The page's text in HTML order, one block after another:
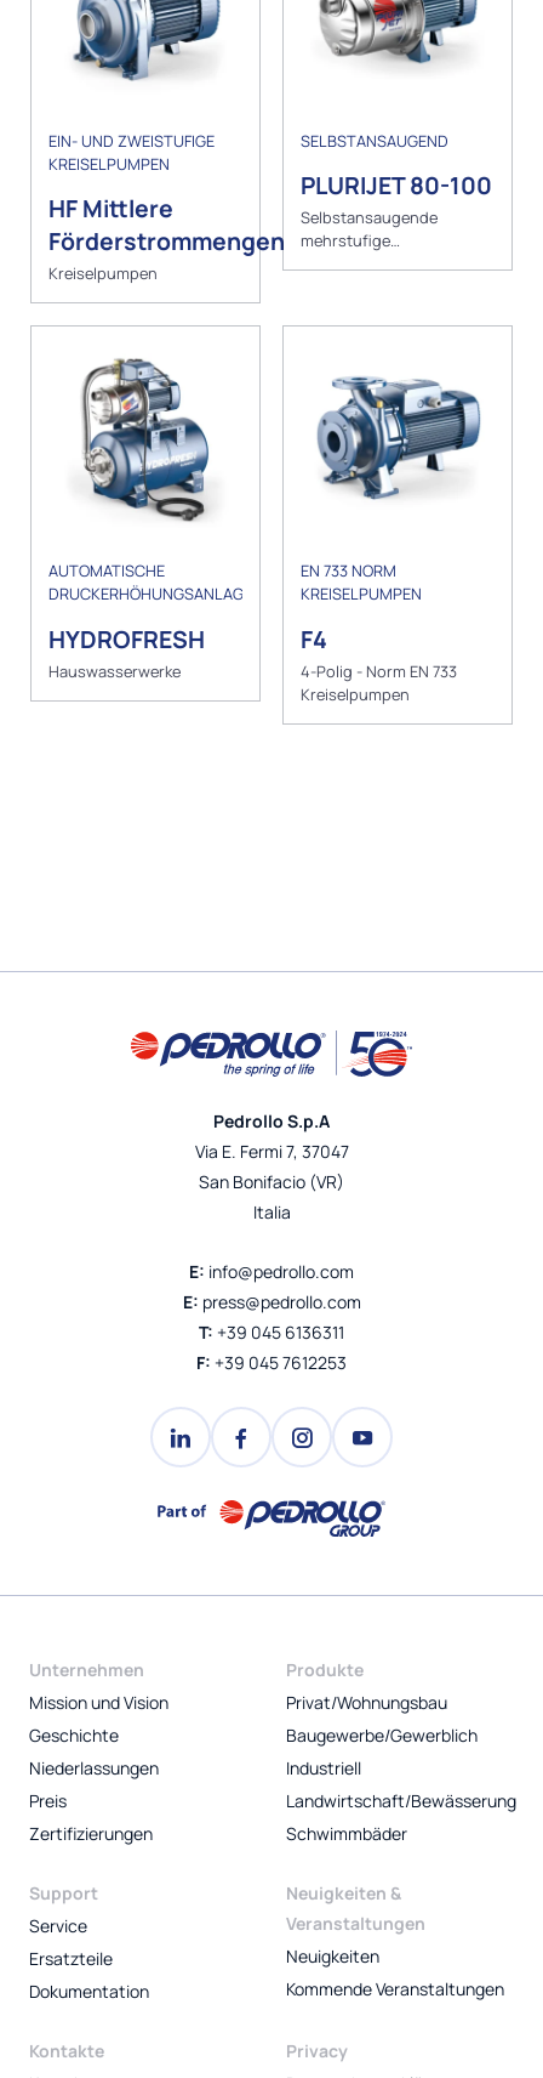
EIN- UND ZWEISTUFIGE
KREISELPUMPEN
HF Mittlere
Förderstrommengen
Kreiselpumpen
SELBSTANSAUGEND
PLURIJET 80-100
Selbstansaugende
mehrstufige
AUTOMATISCHE
DRUCKERHÖHUNGSANLAGEN
HYDROFRESH
Hauswasserwerke
EN 733 NORM
KREISELPUMPEN
F4
4-Polig - Norm EN 733
Kreiselpumpen
Pedrollo S.p.A
Via E. Fermi 7, 37047
San Bonifacio (VR)
Italia
E: info@pedrollo.com
E: press@pedrollo.com
T: +39 045 6136311
F: +39 045 7612253
Unternehmen
Mission und Vision
Geschichte
Niederlassungen
Preis
Zertifizierungen
Produkte
Privat/Wohnungsbau
Baugewerbe/Gewerblich
Industriell
Landwirtschaft/Bewässerung
Schwimmbäder
Support
Service
Ersatzteile
Dokumentation
Neuigkeiten &
Veranstaltungen
Neuigkeiten
Kommende Veranstaltungen
Kontakte
Privacy